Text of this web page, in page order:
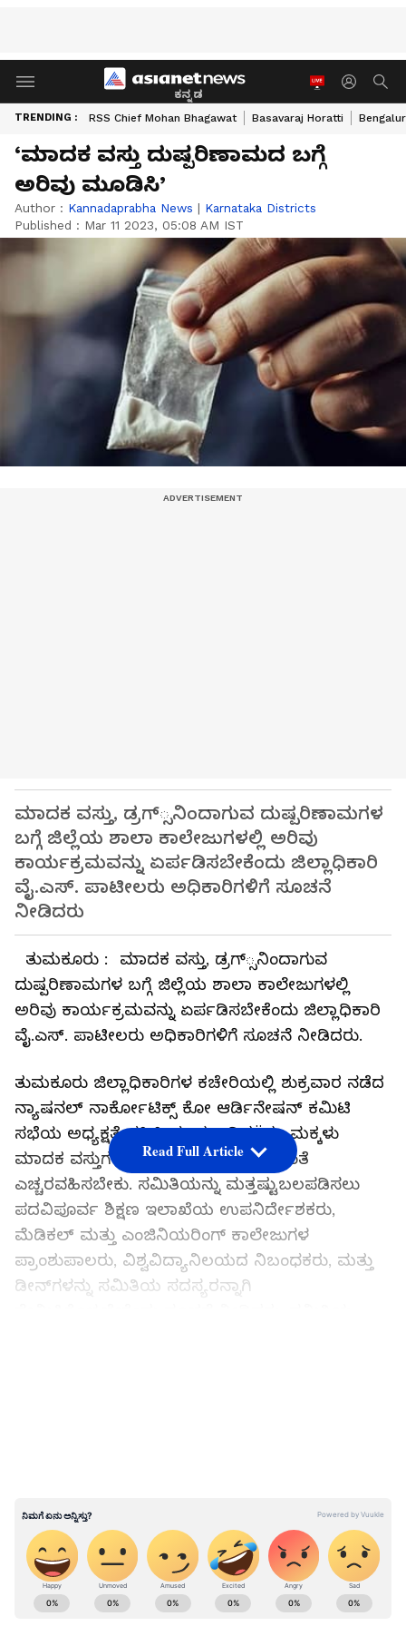
ಕನ್ನಡ
TRENDING : RSS Chief Mohan Bhagawat Basavaraj Horatti
‘ಮಾದಕ ವಸ್ತು ದುಷ್ಪರಿಣಾಮದ ಬಗ್ಗೆ
ಅರಿವು ಮೂಡಿಸಿ’
Author : Kannadaprabha News | Karnataka Districts
Published : Mar 11 2023, 05:08 AM IST
ಮಾದಕ ವಸ್ತು, ಡ್ರಗ್‌್ಸನಿಂದಾಗುವ ದುಷ್ಪರಿಣಾಮಗಳ
ಬಗ್ಗೆ ಜಿಲ್ಲೆಯ ಶಾಲಾ ಕಾಲೇಜುಗಳಲ್ಲಿ ಅರಿವು
ಕಾರ್ಯಕ್ರಮವನ್ನು ಏರ್ಪಡಿಸಬೇಕೆಂದು ಜಿಲ್ಲಾಧಿಕಾರಿ
ವೈ.ಎಸ್‌. ಪಾಟೀಲರು ಅಧಿಕಾರಿಗಳಿಗೆ ಸೂಚನೆ
ನೀಡಿದರು
ತುಮಕೂರು : ಮಾದಕ ವಸ್ತು, ಡ್ರಗ್‌್ಸನಿಂದಾಗುವ
ದುಷ್ಪರಿಣಾಮಗಳ ಬಗ್ಗೆ ಜಿಲ್ಲೆಯ ಶಾಲಾ ಕಾಲೇಜುಗಳಲ್ಲಿ
ಅರಿವು ಕಾರ್ಯಕ್ರಮವನ್ನು ಏರ್ಪಡಿಸಬೇಕೆಂದು ಜಿಲ್ಲಾಧಿಕಾರಿ
ವೈ.ಎಸ್‌. ಪಾಟೀಲರು ಅಧಿಕಾರಿಗಳಿಗೆ ಸೂಚನೆ ನೀಡಿದರು.
ತುಮಕೂರು ಜಿಲ್ಲಾಧಿಕಾರಿಗಳ ಕಚೇರಿಯಲ್ಲಿ ಶುಕ್ರವಾರ ನಡೆದ
ನ್ಯಾಷನಲ್‌ ನಾರ್ಕೋಟಿಕ್ಸ್‌ ಕೋ ಆರ್ಡಿನೇಷನ್‌ ಕಮಿಟಿ
ಸಭೆಯ ಅಧ್ಯಕ್ಷತೆ ವಹಿಸಿ ಮಾತನಾಡಿದÜರು. ಮಕ್ಕಳು
ಮಾದಕ ವಸ್ತುಗಳ ದುಶ್ಚಟಗಳಿಗೆ ಬಲಿಯಾಗದಂತೆ
ಎಚ್ಚರವಹಿಸಬೇಕು. ಸಮಿತಿಯನ್ನು ಮತ್ತಷ್ಟುಬಲಪಡಿಸಲು
ಪದವಿಪೂರ್ವ ಶಿಕ್ಷಣ ಇಲಾಖೆಯ ಉಪನಿರ್ದೇಶಕರು,
ಮೆಡಿಕಲ್‌ ಮತ್ತು ಎಂಜಿನಿಯರಿಂಗ್‌ ಕಾಲೇಜುಗಳ
ಪ್ರಾಂಶುಪಾಲರು, ವಿಶ್ವವಿದ್ಯಾನಿಲಯದ ನಿಬಂಧಕರು, ಮತ್ತು
ಡೀನ್‌ಗಳನ್ನು ಸಮಿತಿಯ ಸದಸ್ಯರನ್ನಾಗಿ
ಜಿಲ್ಲಾ ಆರೋಗ್ಯ ಮತ್ತು ಕುಟುಂಬ ಕಲ್ಯಾಣಾಧಿಕಾರಿ ಡಾ.
ಮಂಜುನಾಥ್‌ ಮಾತನಾಡಿ, ಜಿಲ್ಲೆಯಲ್ಲಿ ತಂಬಾಕು ಸೇವನೆ
ಮತ್ತು ಅದರಿಂದಾಗುವ ದುಷ್ಪರಿಣಾಮಗಳ ಬಗ್ಗೆ ಅರಿವು
ಕಾರ್ಯಾಗಾರವನ್ನು ಈಗಾಗಲೇ ನಡೆಸಲಾಗುತ್ತಿದೆ. ಇನ್ನು
ಮುಂದೆ ಮಾದಕ ವಸ್ತುಗಳ ಸೇವನೆಯಿಂದಾಗುವ
Read Full Article
ABOUT THE AUTHOR